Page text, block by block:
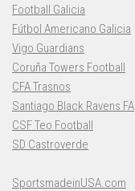
Football Galicia
Fútbol Americano Galicia
Vigo Guardians
Coruña Towers Football
CFA Trasnos
Santiago Black Ravens FA
CSF Teo Football
SD Castroverde
SportsmadeinUSA.com